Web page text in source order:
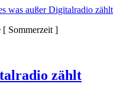
was außer Digitalradio zählt
Sommerzeit ]
zählt